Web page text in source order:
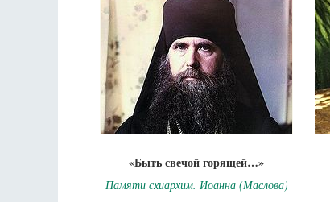
«Быть свечой горящей…»
Памяти схиархим. Иоанна (Маслова)